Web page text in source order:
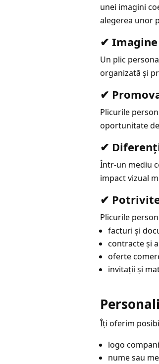
unei imagini
alegerea unor
✔
Un plic
organizată și
✔
Plicurile
oportunitate
✔
Într-un mediu
impact vizual
✔
Plicurile
facturi și
contracte și
oferte
invitații și
Îți oferim
logo
nume sau